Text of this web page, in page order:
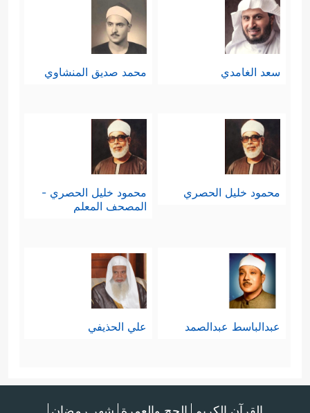
سعد الغامدي محمد صديق المنشاوي
محمود خليل الحصري
محمود خليل الحصري -
المصحف المعلم
عبدالباسط عبدالصمد علي الحذيفي